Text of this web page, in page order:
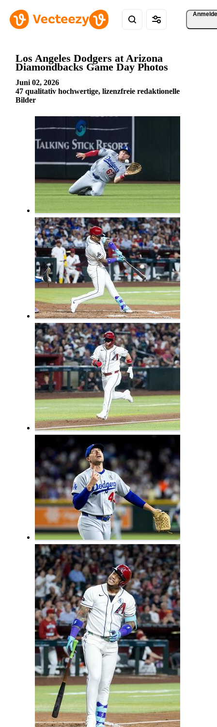
Los Angeles Dodgers at Arizona
Diamondbacks Game Day Photos
Juni 02, 2026
47 qualitativ hochwertige, lizenzfreie redaktionelle
Bilder